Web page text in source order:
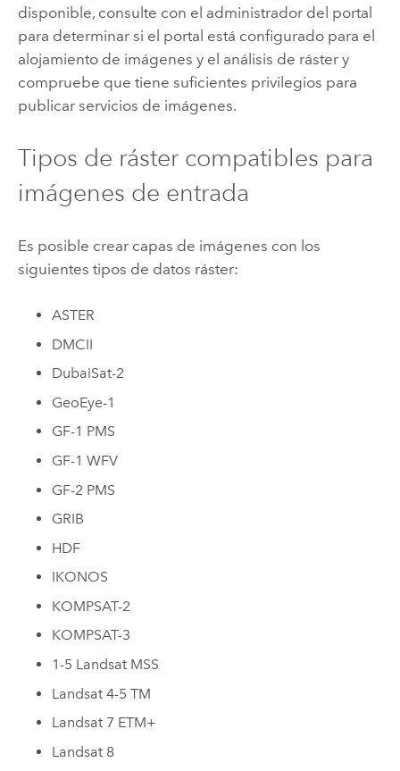
disponible, consulte con el administrador del portal
para determinar si el portal está configurado para el
alojamiento de imágenes y el análisis de ráster y
compruebe que tiene suficientes privilegios para
publicar servicios de imágenes.
Tipos de ráster compatibles para
imágenes de entrada
Es posible crear capas de imágenes con los
siguientes tipos de datos ráster:
ASTER
DMCII
DubaiSat-2
GeoEye-1
GF-1 PMS
GF-1 WFV
GF-2 PMS
GRIB
HDF
IKONOS
KOMPSAT-2
KOMPSAT-3
1-5 Landsat MSS
Landsat 4-5 TM
Landsat 7 ETM+
Landsat 8